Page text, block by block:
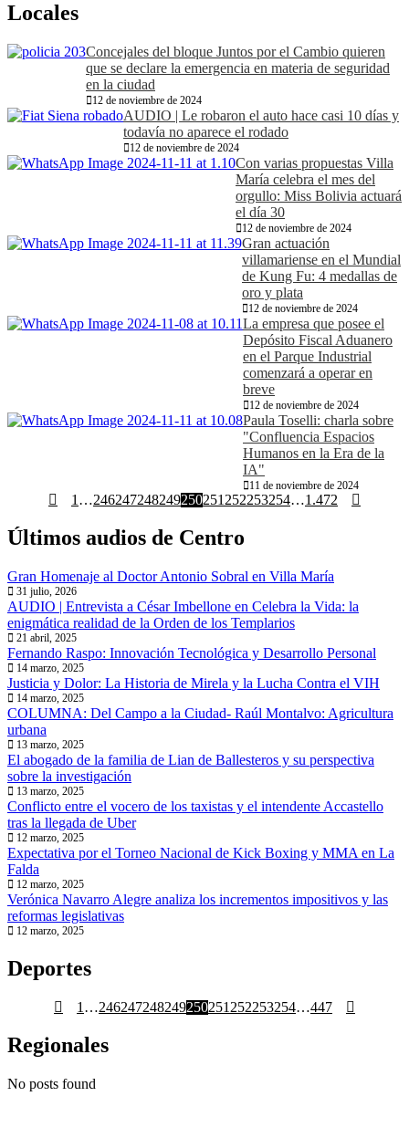
Locales
Concejales del bloque Juntos por el Cambio quieren
que se declare la emergencia en materia de seguridad
en la ciudad
12 de noviembre de 2024
AUDIO | Le robaron el auto hace casi 10 días y
todavía no aparece el rodado
12 de noviembre de 2024
Con varias propuestas Villa
María celebra el mes del
orgullo: Miss Bolivia actuará
el día 30
12 de noviembre de 2024
Gran actuación
villamariense en el Mundial
de Kung Fu: 4 medallas de
oro y plata
12 de noviembre de 2024
La empresa que posee el
Depósito Fiscal Aduanero
en el Parque Industrial
comenzará a operar en
breve
12 de noviembre de 2024
Paula Toselli: charla sobre
"Confluencia Espacios
Humanos en la Era de la
IA"
11 de noviembre de 2024
1 …246247248249250251 252253254…1.472
Últimos audios de Centro
Gran Homenaje al Doctor Antonio Sobral en Villa María
31 julio, 2026
AUDIO | Entrevista a César Imbellone en Celebra la Vida: la
enigmática realidad de la Orden de los Templarios
21 abril, 2025
Fernando Raspo: Innovación Tecnológica y Desarrollo Personal
14 marzo, 2025
Justicia y Dolor: La Historia de Mirela y la Lucha Contra el VIH
14 marzo, 2025
COLUMNA: Del Campo a la Ciudad- Raúl Montalvo: Agricultura
urbana
13 marzo, 2025
El abogado de la familia de Lian de Ballesteros y su perspectiva
sobre la investigación
13 marzo, 2025
Conflicto entre el vocero de los taxistas y el intendente Accastello
tras la llegada de Uber
12 marzo, 2025
Expectativa por el Torneo Nacional de Kick Boxing y MMA en La
Falda
12 marzo, 2025
Verónica Navarro Alegre analiza los incrementos impositivos y las
reformas legislativas
12 marzo, 2025
Deportes
1 …246247248249250251 252253254…447
Regionales
No posts found